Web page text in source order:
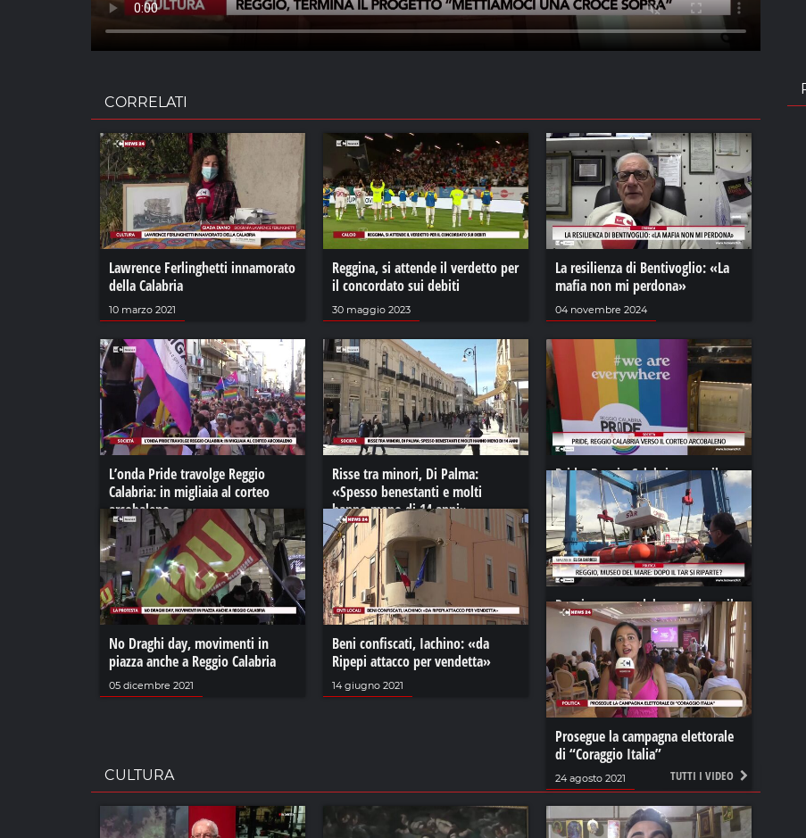
CORRELATI
Lawrence Ferlinghetti innamorato
della Calabria
10 marzo 2021
Reggina, si attende il verdetto per
il concordato sui debiti
30 maggio 2023
La resilienza di Bentivoglio: «La
mafia non mi perdona»
04 novembre 2024
L’onda Pride travolge Reggio
Calabria: in migliaia al corteo
arcobaleno
31 luglio 2022
Risse tra minori, Di Palma:
«Spesso benestanti e molti
hanno meno di 14 anni»
28 febbraio 2022
Pride, Reggio Calabria verso il
corteo arcobaleno
24 luglio 2024
Reggio, museo del mare, dopo il
tar si riparte
13 marzo 2024
No Draghi day, movimenti in
piazza anche a Reggio Calabria
05 dicembre 2021
Beni confiscati, Iachino: «da
Ripepi attacco per vendetta»
14 giugno 2021
Prosegue la campagna elettorale
di “Coraggio Italia”
24 agosto 2021 TUTTI I VIDEO
CULTURA